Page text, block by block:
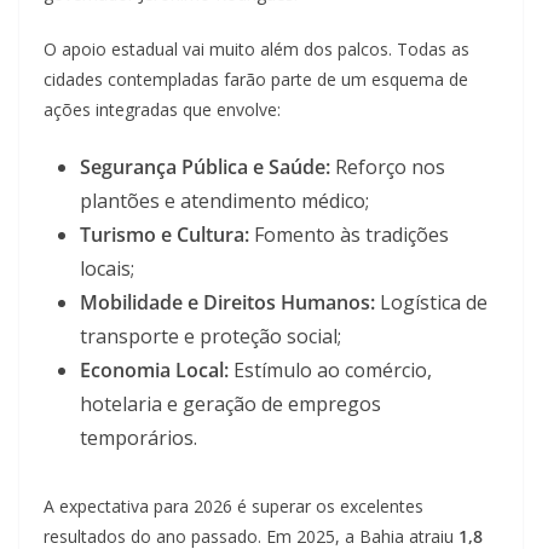
O apoio estadual vai muito além dos palcos. Todas as
cidades contempladas farão parte de um esquema de
ações integradas que envolve:
Segurança Pública e Saúde: Reforço nos
plantões e atendimento médico;
Turismo e Cultura: Fomento às tradições
locais;
Mobilidade e Direitos Humanos: Logística de
transporte e proteção social;
Economia Local: Estímulo ao comércio,
hotelaria e geração de empregos
temporários.
A expectativa para 2026 é superar os excelentes
resultados do ano passado. Em 2025, a Bahia atraiu 1,8